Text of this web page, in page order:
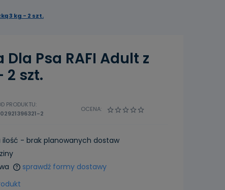
3 kg - 2 szt.
Psa RAFI Adult z
2 szt.
OCENA:
PRODUKTU:
2
ilość - brak planowanych dostaw
sprawdź formy dostawy